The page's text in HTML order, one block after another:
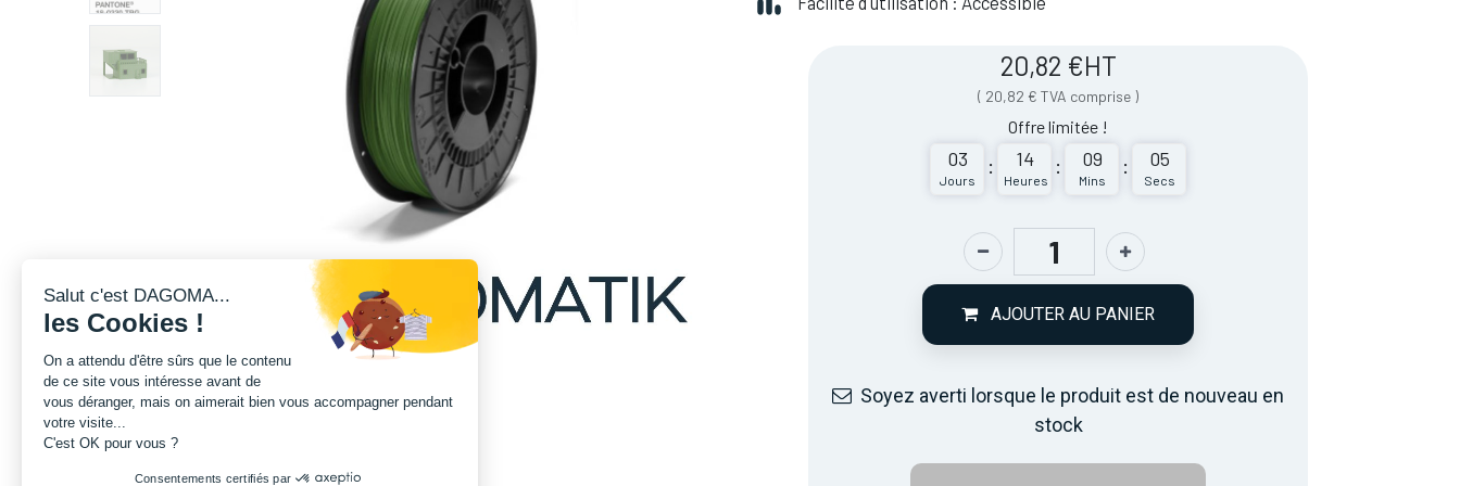
20,82 €HT
( 20,82 € TVA comprise )
Offre limitée !
03
Jours
: 14
Heures
: 09
Mins
: 05
Secs
AJOUTER AU PANIER
Soyez averti lorsque le produit est de nouveau en
stock
Salut c'est DAGOMA...
les Cookies !
On a attendu d'être sûrs que le contenu
de ce site vous intéresse avant de
vous déranger, mais on aimerait bien vous accompagner pendant
votre visite...
C'est OK pour vous ?
Consentements certifiés par